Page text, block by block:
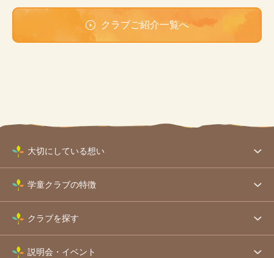
クラブご紹介一覧へ
大切にしている想い
学童クラブの特徴
クラブを探す
説明会・イベント